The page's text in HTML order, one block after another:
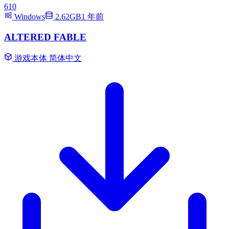
610
Windows
2.62GB1 年前
ALTERED FABLE
游戏本体 简体中文